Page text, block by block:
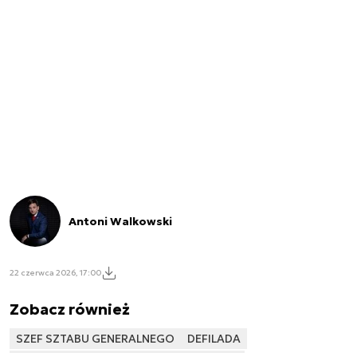
Antoni Walkowski
22 czerwca 2026, 17:00
Zobacz również
SZEF SZTABU GENERALNEGO
DEFILADA